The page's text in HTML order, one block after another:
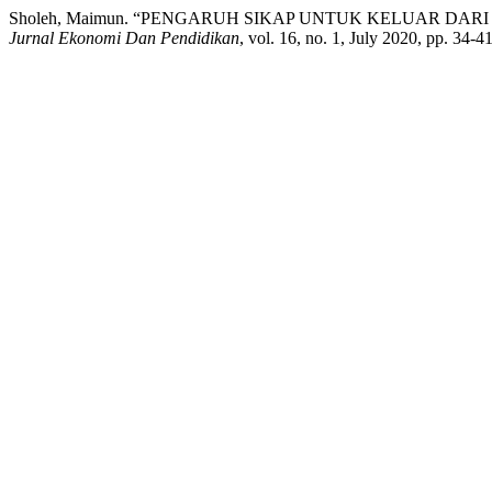
Sholeh, Maimun. “PENGARUH SIKAP UNTUK KELUAR
Jurnal Ekonomi Dan Pendidikan, vol. 16, no. 1, July 2020, pp. 34-